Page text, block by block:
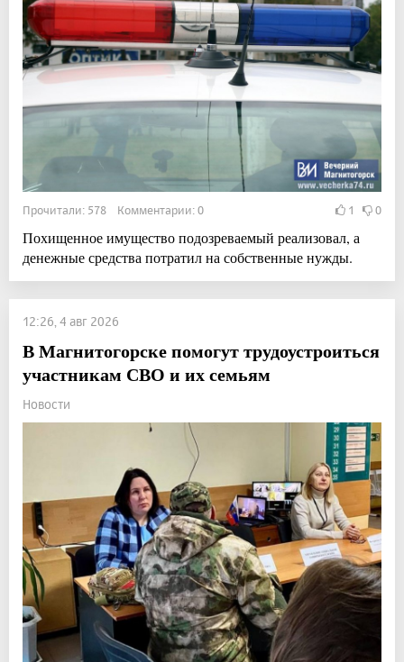
Прочитали: 578 Комментарии: 0 1 0
Похищенное имущество подозреваемый реализовал, а
денежные средства потратил на собственные нужды.
12:26, 4 авг 2026
В Магнитогорске помогут трудоустроиться
участникам СВО и их семьям
Новости